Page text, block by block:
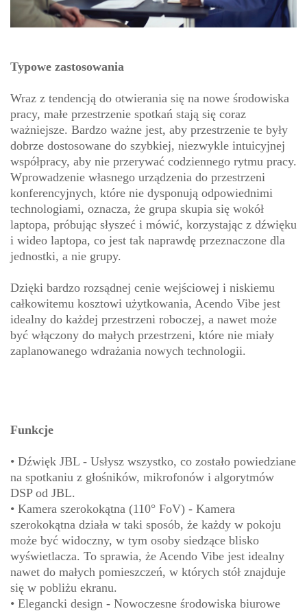
Typowe zastosowania
Wraz z tendencją do otwierania się na nowe środowiska
pracy, małe przestrzenie spotkań stają się coraz
ważniejsze. Bardzo ważne jest, aby przestrzenie te były
dobrze dostosowane do szybkiej, niezwykle intuicyjnej
współpracy, aby nie przerywać codziennego rytmu pracy.
Wprowadzenie własnego urządzenia do przestrzeni
konferencyjnych, które nie dysponują odpowiednimi
technologiami, oznacza, że grupa skupia się wokół
laptopa, próbując słyszeć i mówić, korzystając z dźwięku
i wideo laptopa, co jest tak naprawdę przeznaczone dla
jednostki, a nie grupy.
Dzięki bardzo rozsądnej cenie wejściowej i niskiemu
całkowitemu kosztowi użytkowania, Acendo Vibe jest
idealny do każdej przestrzeni roboczej, a nawet może
być włączony do małych przestrzeni, które nie miały
zaplanowanego wdrażania nowych technologii.
Funkcje
• Dźwięk JBL - Usłysz wszystko, co zostało powiedziane
na spotkaniu z głośników, mikrofonów i algorytmów
DSP od JBL.
• Kamera szerokokątna (110° FoV) - Kamera
szerokokątna działa w taki sposób, że każdy w pokoju
może być widoczny, w tym osoby siedzące blisko
wyświetlacza. To sprawia, że Acendo Vibe jest idealny
nawet do małych pomieszczeń, w których stół znajduje
się w pobliżu ekranu.
• Elegancki design - Nowoczesne środowiska biurowe